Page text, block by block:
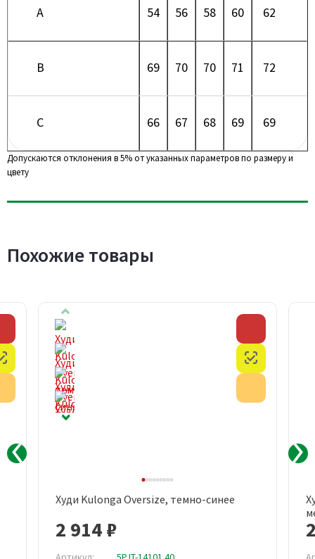
A 54 56 58 60 62
B 69 70 70 71 72
C 66 67 68 69 69
Допускаются отклонения в 5% от указанных параметров по размеру и
цвету
Похожие товары
Честный знак
Худи Kulonga Oversize, темно-синее
2 914 ₽